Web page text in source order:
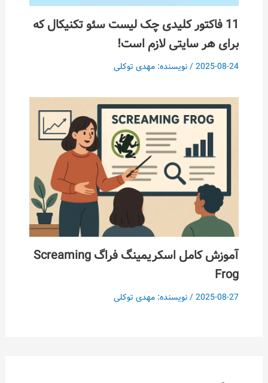
11 فاکتور کلیدی چک لیست سئو تکنیکال که
برای هر سایتی لازم است!
2025-08-24/ نویسنده: مهدی توکلی
آموزش کامل اسکریمینگ فراگ Screaming
Frog
2025-08-27/ نویسنده: مهدی توکلی